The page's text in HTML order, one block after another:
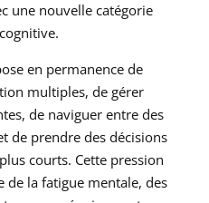
une nouvelle catégorie
en permanence de
multiples, de gérer
de naviguer entre des
de prendre des décisions
courts. Cette pression
de la fatigue mentale, des